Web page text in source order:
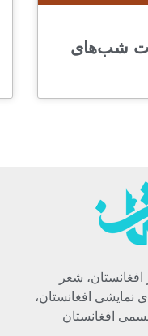
شب‌های
شعر
نمایشی افغانستان،
افغانستان